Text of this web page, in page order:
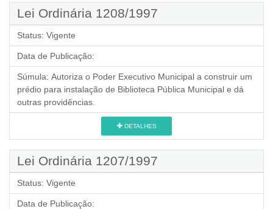
Lei Ordinária 1208/1997
Status: Vigente
Data de Publicação:
Súmula: Autoriza o Poder Executivo Municipal a construir um
prédio para instalação de Biblioteca Pública Municipal e dá
outras providências.
DETALHES
Lei Ordinária 1207/1997
Status: Vigente
Data de Publicação: